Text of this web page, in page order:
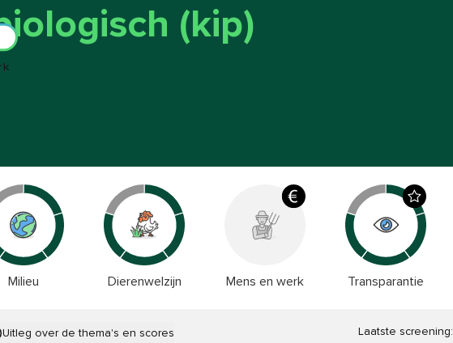
(kip)
Milieu Dierenwelzijn Mens en werk Transparantie
Uitleg over de thema's en scores Laatste screening: